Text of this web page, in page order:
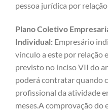
pessoa jurídica por
Plano Coletivo
Individual: Empresário
vínculo a este por relação
previsto no inciso VII do
poderá contratar quando
profissional da atividade
meses.A comprovação